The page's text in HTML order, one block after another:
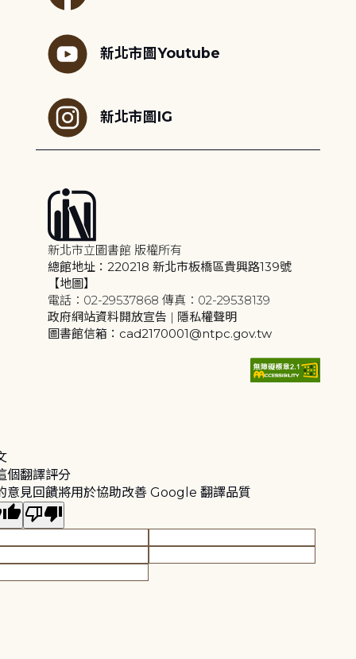
新北市圖Youtube
新北市圖IG
新北市立圖書館 版權所有
總館地址：220218 新北市板橋區貴興路139號
【地圖】
電話：02-29537868 傳真：02-29538139
政府網站資料開放宣告 | 隱私權聲明
圖書館信箱：cad2170001@ntpc.gov.tw
個翻譯評分
意見回饋將用於協助改善 Google 翻譯品質